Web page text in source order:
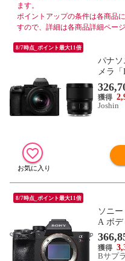
ます。
ポイントアップの条件は各商品
すので、詳細は各商品詳細ペー
8/7時点_ポイント最大11倍
パナソ
メラ
Joshin
8/7時点_ポイント最大11倍
ソニ
A ボデ
Bサプ